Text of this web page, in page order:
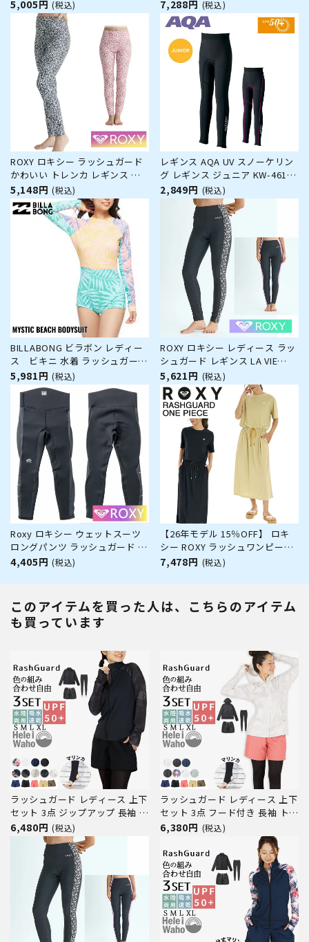
れ かわいい BE013870 UTILITY
EASY LONG PANTS
5,005円 (税込)
用 リラックス HISTORICAL
LOGO LINE PANTS RLY262026
7,288円 (税込)
ROXY ロキシー ラッシュガード
かわいい トレンカ レギンス レ
ディース ウェットスーツ インナ
ー uvガード uvカット シュノー
ケリング プール RLY242017
FRESCO TILE LEGGINGS
5,148円 (税込)
レギンス AQA UV スノーケリン
グ レギンス ジュニア KW-4611
水着 子供用 日焼け防止 UPF50
2,849円 (税込)
BILLABONG ビラボン レディー
ス ビキニ 水着 ラッシュガード
ワンピース ビーチウェア 紫外線
対策 サーフィン サーフィン 長
5,981円 (税込)
ROXY ロキシー レディース ラッ
シュガード レギンス LA VIE
LEGGINGS RLY252023 水陸両用
体型カバー UVカット 水着 スイ
ムレギンス トレンカ サーフパン
ツ サーフ サーフィン ブランド
5,621円 (税込)
Roxy ロキシー ウェットスーツ
ロングパンツ ラッシュガード レ
ギンス キッズ 女の子
4,405円 (税込)
【26年モデル 15％OFF】 ロキ
シー ROXY ラッシュワンピース
半袖ワンピース 速乾 UVカット
7,478円 (税込)
このアイテムを買った人は、こちらのアイテム
も買っています
ラッシュガード レディース 上下
セット 3点 ジップアップ 長袖 フ
ードなし トレンカ サーフパンツ
水着 30代 40代 50代 体型カバー
ゆったり UVカット 水陸両用 プ
ール 海 ランニング ヨガ 接触冷
感 ヘレイワホ 運
6,480円 (税込)
ラッシュガード レディース 上下
セット 3点 フード付き 長袖 トレ
ンカ サーフパンツ 水着 30代 40
代 50代 体型カバー ゆったり UV
カット 水陸両用 プール 海 ラン
ニング ヨガ 接触冷感 ヘレイワ
ホ 運動 スポーツ 夏
6,380円 (税込)